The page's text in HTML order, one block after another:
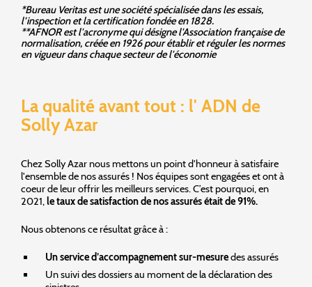
*Bureau Veritas est une société spécialisée dans les essais,
l’inspection et la certification fondée en 1828.
**AFNOR est l'acronyme qui désigne l'Association française de
normalisation, créée en 1926 pour établir et réguler les normes
en vigueur dans chaque secteur de l'économie
La qualité avant tout : l' ADN de
Solly Azar
Chez Solly Azar nous mettons un point d'honneur à satisfaire
l'ensemble de nos assurés ! Nos équipes sont engagées et ont à
coeur de leur offrir les meilleurs services. C’est pourquoi, en
2021,le taux de satisfaction de nos assurés était de 91%.
Nous obtenons ce résultat grâce à :
Un service d’accompagnement sur-mesuredes assurés
Un suivi des dossiers au moment de la déclaration des